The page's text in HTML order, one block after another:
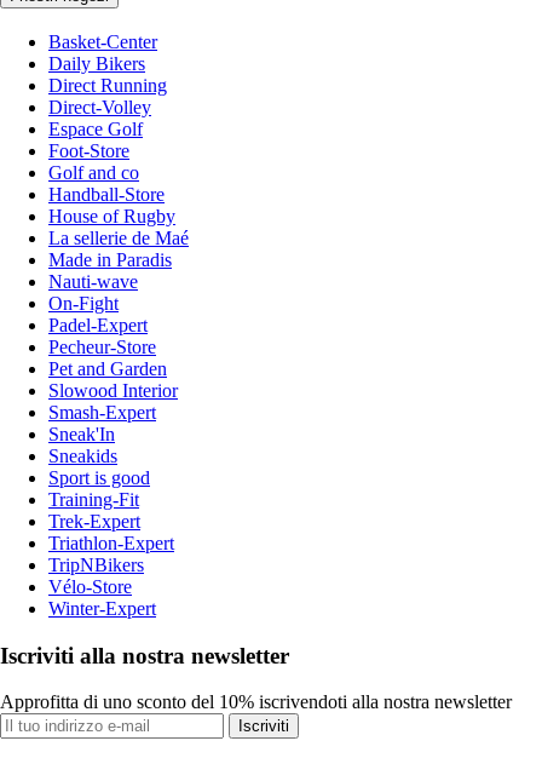
Basket-Center
Daily Bikers
Direct Running
Direct-Volley
Espace Golf
Foot-Store
Golf and co
Handball-Store
House of Rugby
La sellerie de Maé
Made in Paradis
Nauti-wave
On-Fight
Padel-Expert
Pecheur-Store
Pet and Garden
Slowood Interior
Smash-Expert
Sneak'In
Sneakids
Sport is good
Training-Fit
Trek-Expert
Triathlon-Expert
TripNBikers
Vélo-Store
Winter-Expert
Iscriviti alla nostra newsletter
Approfitta di uno sconto del 10% iscrivendoti alla nostra newsletter
Iscriviti